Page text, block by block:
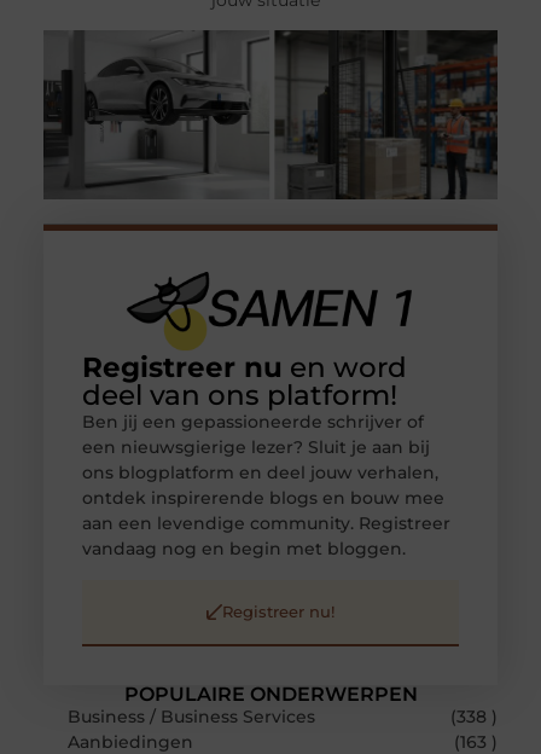
POPULAIRE ONDERWERPEN
Business / Business Services
(338 )
Aanbiedingen
(163 )
Registreer nu en word
deel van ons platform!
Ben jij een gepassioneerde schrijver of
een nieuwsgierige lezer? Sluit je aan bij
ons blogplatform en deel jouw verhalen,
ontdek inspirerende blogs en bouw mee
aan een levendige community. Registreer
vandaag nog en begin met bloggen.
Registreer nu!